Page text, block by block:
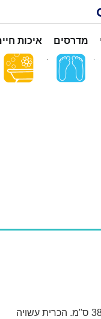
מדרסים איכות
כרית ביצים טבעתית אליפטית עם חור במרכז, מידות 45 על 38 ס"מ. הכרית עשויה